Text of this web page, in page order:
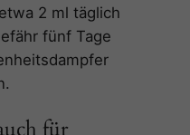
2 ml täglich
fünf Tage
für